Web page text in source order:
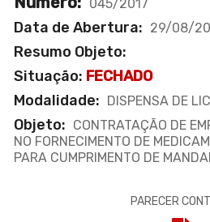
045/2017
Data de Abertura: 29/08/
Resumo Objeto:
Situação: FECHADO
Modalidade: DISPENSA DE
Objeto: CONTRATAÇÃO DE
NO FORNECIMENTO DE
PARA CUMPRIMENTO DE
PARECER